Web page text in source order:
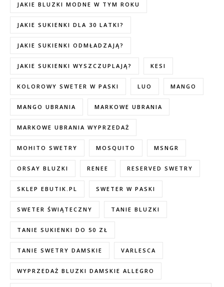
JAKIE BLUZKI MODNE W TYM ROKU
JAKIE SUKIENKI DLA 30 LATKI?
JAKIE SUKIENKI ODMŁADZAJĄ?
JAKIE SUKIENKI WYSZCZUPLAJĄ? KESI
KOLOROWY SWETER W PASKI LUO MANGO
MANGO UBRANIA MARKOWE UBRANIA
MARKOWE UBRANIA WYPRZEDAŻ
MOHITO SWETRY MOSQUITO MSNGR
ORSAY BLUZKI RENEE RESERVED SWETRY
SKLEP EBUTIK.PL SWETER W PASKI
SWETER ŚWIĄTECZNY TANIE BLUZKI
TANIE SUKIENKI DO 50 ZŁ
TANIE SWETRY DAMSKIE VARLESCA
WYPRZEDAŻ BLUZKI DAMSKIE ALLEGRO